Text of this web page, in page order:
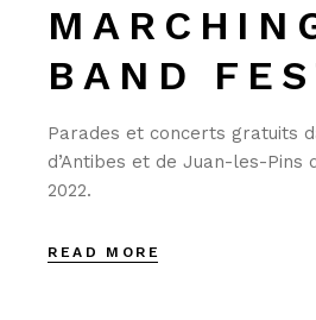
BAND
Parades et concerts gratuits
d’Antibes et de Juan-les-Pins
2022.
READ MORE